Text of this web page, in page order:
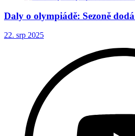
Daly o olympiádě: Sezoně
22. srp 2025